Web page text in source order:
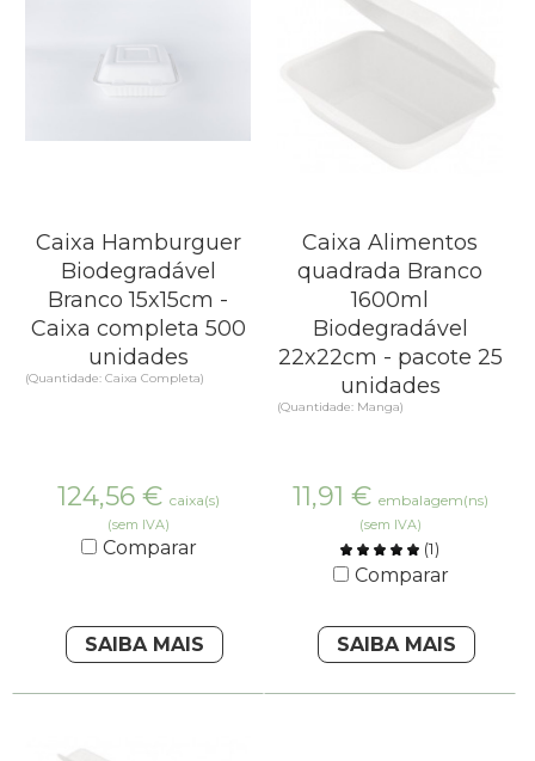
Caixa Hamburguer
Biodegradável
Branco 15x15cm -
Caixa completa 500
unidades
(Quantidade: Caixa Completa)
124,56 € caixa(s)
(sem IVA)
Comparar
SAIBA MAIS
Caixa Alimentos
quadrada Branco
1600ml
Biodegradável
22x22cm - pacote 25
unidades
(Quantidade: Manga)
11,91 € embalagem(ns)
(sem IVA)
(1)
Comparar
SAIBA MAIS